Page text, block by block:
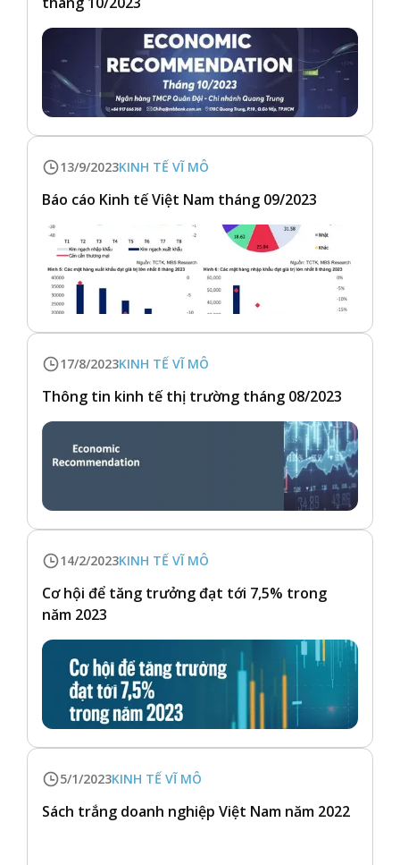
13/9/2023KINH TẾ VĨ MÔ
Báo cáo Kinh tế Việt Nam tháng 09/2023
17/8/2023KINH TẾ VĨ MÔ
Thông tin kinh tế thị trường tháng 08/2023
14/2/2023KINH TẾ VĨ MÔ
Cơ hội để tăng trưởng đạt tới 7,5% trong
năm 2023
5/1/2023KINH TẾ VĨ MÔ
Sách trắng doanh nghiệp Việt Nam năm 2022